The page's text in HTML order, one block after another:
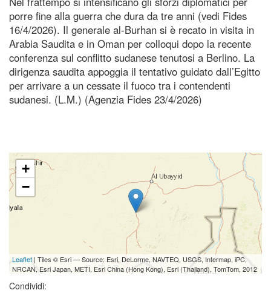
porre fine alla guerra che dura da tre anni (vedi Fides
16/4/2026). Il generale al-Burhan si è recato in visita in
Arabia Saudita e in Oman per colloqui dopo la recente
conferenza sul conflitto sudanese tenutosi a Berlino. La
dirigenza saudita appoggia il tentativo guidato dall’Egitto
per arrivare a un cessate il fuoco tra i contendenti
sudanesi. (L.M.) (Agenzia Fides 23/4/2026)
+
−
Leaflet| Tiles © Esri — Source: Esri, DeLorme, NAVTEQ, USGS, Intermap, iPC,
NRCAN, Esri Japan, METI, Esri China (Hong Kong), Esri (Thailand), TomTom, 2012
Condividi: